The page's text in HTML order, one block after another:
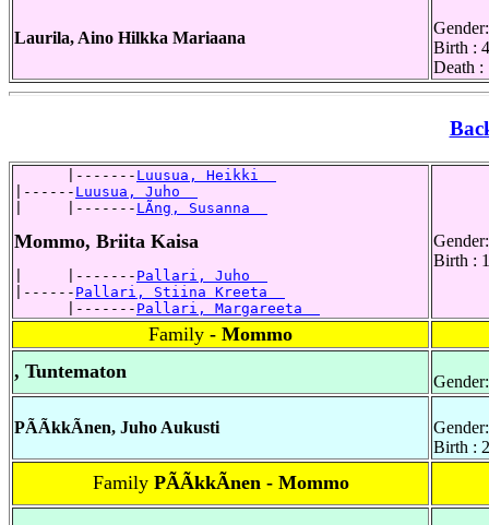
Laurila, Aino Hilkka Mariaana
Birth :
Death :
      |-------
Luusua, Heikki
|------ Luusua, Juho
|     |------- LÃng, Susanna
Mommo, Briita Kaisa
|     |------- Pallari, Juho
|------ Pallari, Stiina Kreeta
      |-------
Pallari, Margareeta
Birth :
Family - Mommo
, Tuntematon
PÃÃkkÃnen, Juho Aukusti
Birth :
Family PÃÃkkÃnen - Mommo